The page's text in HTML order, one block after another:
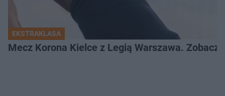
EKSTRAKLASA
Mecz Korona Kielce z Legią Warszawa. Zobacz